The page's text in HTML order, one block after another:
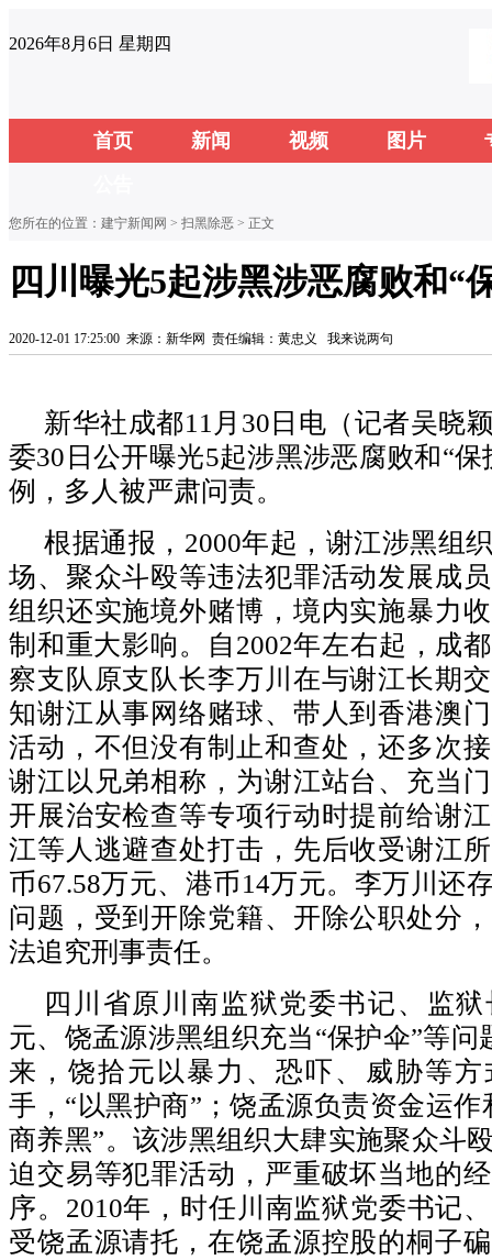
2026年8月6日 星期四
首页 新闻 视频 图片
您所在的位置： 建宁新闻网 > 扫黑除恶 > 正文
四川曝光5起涉黑涉恶腐败和“
2020-12-01 17:25:00 来源：新华网 责任编辑：黄忠义 我来说两句
新华社成都11月30日电（记者吴晓
委30日公开曝光5起涉黑涉恶腐败和“
例，多人被严肃问责。
根据通报，2000年起，谢江涉黑组
场、聚众斗殴等违法犯罪活动发展成
组织还实施境外赌博，境内实施暴力
制和重大影响。自2002年左右起，成
察支队原支队长李万川在与谢江长期
知谢江从事网络赌球、带人到香港澳
活动，不但没有制止和查处，还多次
谢江以兄弟相称，为谢江站台、充当
开展治安检查等专项行动时提前给谢
江等人逃避查处打击，先后收受谢江
币67.58万元、港币14万元。李万川还
问题，受到开除党籍、开除公职处分
法追究刑事责任。
四川省原川南监狱党委书记、监
元、饶孟源涉黑组织充当“保护伞”等问
来，饶拾元以暴力、恐吓、威胁等
手，“以黑护商”；饶孟源负责资金运作
商养黑”。该涉黑组织大肆实施聚众斗
迫交易等犯罪活动，严重破坏当地的
序。2010年，时任川南监狱党委书记
受饶孟源请托，在饶孟源控股的桐子